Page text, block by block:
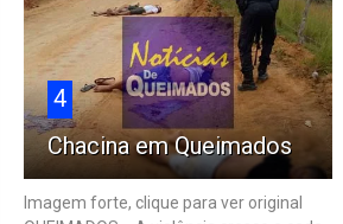
4
Chacina em Queimados
Imagem forte, clique para ver original